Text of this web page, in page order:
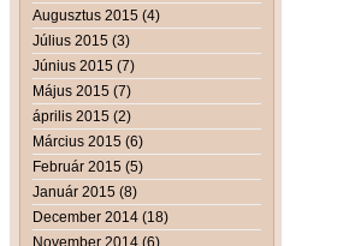
Augusztus 2015 (4)
Július 2015 (3)
Június 2015 (7)
Május 2015 (7)
április 2015 (2)
Március 2015 (6)
Február 2015 (5)
Január 2015 (8)
December 2014 (18)
November 2014 (6)